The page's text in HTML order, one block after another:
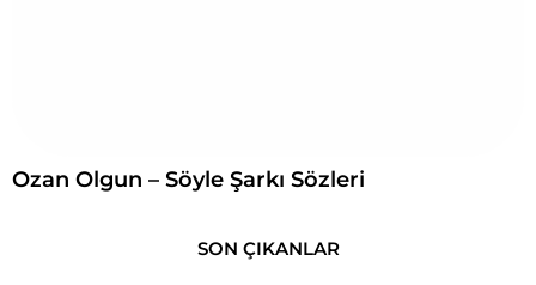
Ozan Olgun – Söyle Şarkı Sözleri
SON ÇIKANLAR